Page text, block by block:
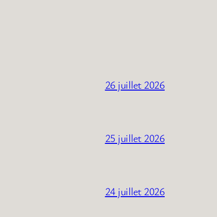
26 juillet 2026
25 juillet 2026
24 juillet 2026